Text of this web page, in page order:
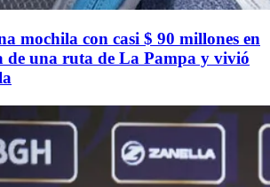
mochila con casi $ 90 millones en
de una ruta de La Pampa y vivió